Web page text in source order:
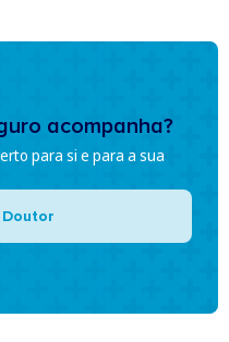
acompanha?
para si e para a sua